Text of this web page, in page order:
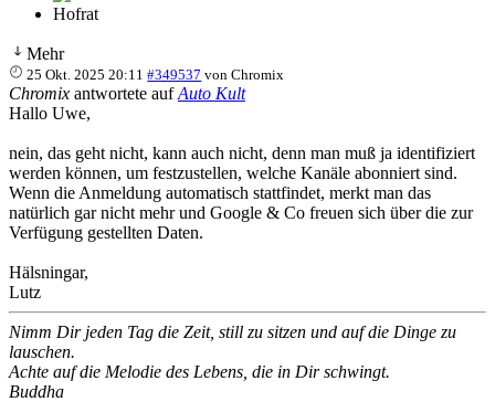
Hofrat
Mehr
25 Okt. 2025 20:11 #349537 vonChromix
Chromix antwortete aufAuto Kult
Hallo Uwe,
nein, das geht nicht, kann auch nicht, denn man muß ja identifiziert
werden können, um festzustellen, welche Kanäle abonniert sind.
Wenn die Anmeldung automatisch stattfindet, merkt man das
natürlich gar nicht mehr und Google & Co freuen sich über die zur
Verfügung gestellten Daten.
Hälsningar,
Lutz
Nimm Dir jeden Tag die Zeit, still zu sitzen und auf die Dinge zu
lauschen.
Achte auf die Melodie des Lebens, die in Dir schwingt.
Buddha